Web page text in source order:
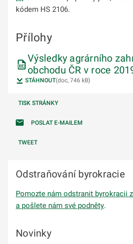
kódem HS 2106.
Přílohy
Výsledky agrárního
obchodu ČR v roce
STÁHNOUT(doc, 746 kB)
TISK STRÁNKY
POSLAT E-MAILEM
TWEET
Odstraňování byrokracie
Pomozte nám odstranit byrokracii
a pošlete nám své podněty.
Novinky